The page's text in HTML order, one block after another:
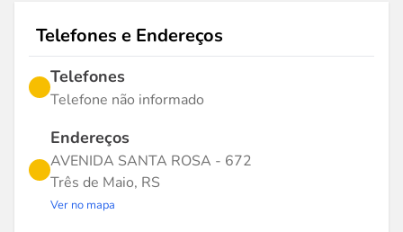
Telefones e Endereços
Telefones
Telefone não informado
Endereços
AVENIDA SANTA ROSA - 672
Três de Maio, RS
Ver no mapa